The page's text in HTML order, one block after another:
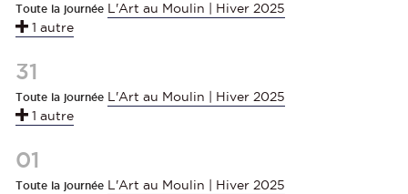
Toute la journée L'Art au Moulin | Hiver 2025
1 autre
31
Toute la journée L'Art au Moulin | Hiver 2025
1 autre
01
Toute la journée L'Art au Moulin | Hiver 2025